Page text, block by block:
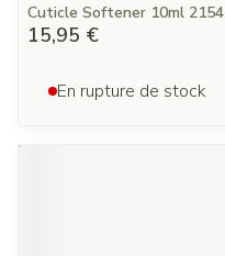
Cuticle Softener 10ml 2154
15,95 €
En rupture de stock